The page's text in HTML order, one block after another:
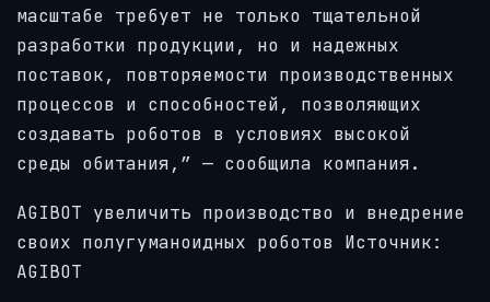
масштабе требует не только тщательной
разработки продукции, но и надежных
поставок, повторяемости производственных
процессов и способностей, позволяющих
создавать роботов в условиях высокой
среды обитания,” — сообщила компания.
AGIBOT увеличить производство и внедрение
своих полугуманоидных роботов Источник:
AGIBOT